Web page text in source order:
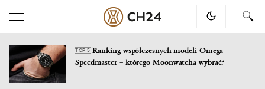
TOP 5Ranking współczesnych modeli Omega
Speedmaster – którego Moonwatcha wybrać?